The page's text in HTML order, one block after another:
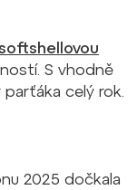
softshellovou
S vhodně
celý rok.
2025 dočkala